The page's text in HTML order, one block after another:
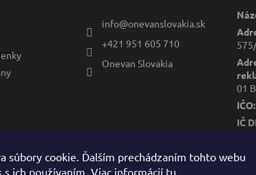
súbory cookie. Ďalším prechádzaním tohto webu
s ich používaním. Viac informácií tu
info@onevanslovakia.sk
+421 951 605 710
Onevan Slovakia
01
IČO:
IČ